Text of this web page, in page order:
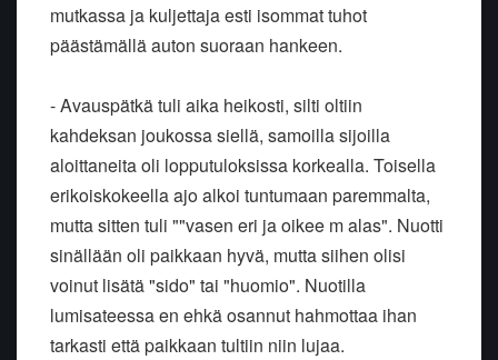
mutkassa ja kuljettaja esti isommat tuhot
päästämällä auton suoraan hankeen.
- Avauspätkä tuli aika heikosti, silti oltiin
kahdeksan joukossa siellä, samoilla sijoilla
aloittaneita oli lopputuloksissa korkealla. Toisella
erikoiskokeella ajo alkoi tuntumaan paremmalta,
mutta sitten tuli ""vasen eri ja oikee m alas". Nuotti
sinällään oli paikkaan hyvä, mutta siihen olisi
voinut lisätä "sido" tai "huomio". Nuotilla
lumisateessa en ehkä osannut hahmottaa ihan
tarkasti että paikkaan tultiin niin lujaa.